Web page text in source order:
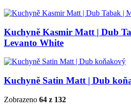
Kuchyně Kasmir Matt | Dub
Levanto White
Kuchyně Satin Matt | Dub
Zobrazeno 64 z 132